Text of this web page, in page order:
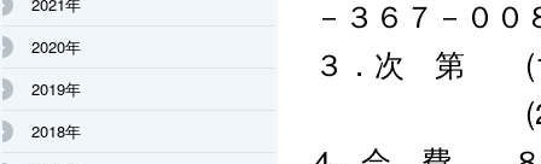
－３６７－００
３．次 第
(2) 祝
2020年
2019年
2018年